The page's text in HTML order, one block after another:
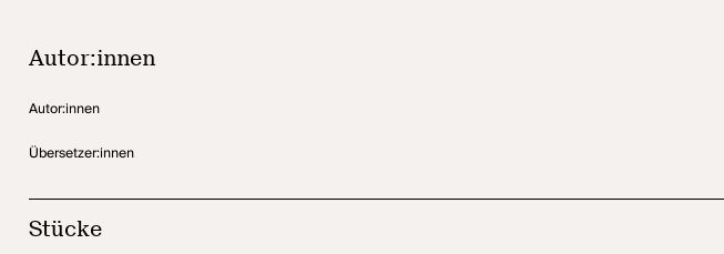
Autor:innen
Autor:innen
Übersetzer:innen
Stücke